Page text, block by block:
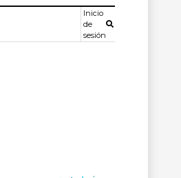
Inicio
de
sesión